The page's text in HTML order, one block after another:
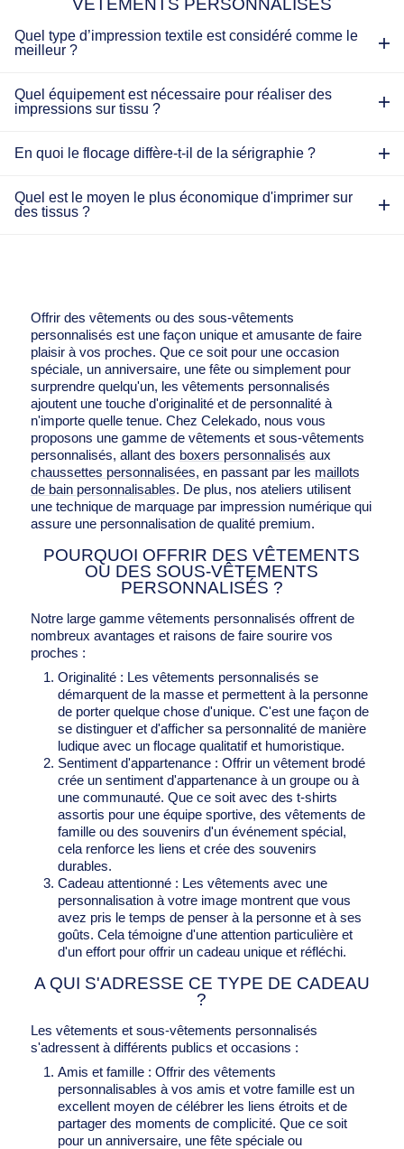
Quel type d’impression textile est considéré comme le
meilleur ?
Quel équipement est nécessaire pour réaliser des
impressions sur tissu ?
En quoi le flocage diffère-t-il de la sérigraphie ?
Quel est le moyen le plus économique d'imprimer sur
des tissus ?
Offrir des vêtements ou des sous-vêtements
personnalisés est une façon unique et amusante de faire
plaisir à vos proches. Que ce soit pour une occasion
spéciale, un anniversaire, une fête ou simplement pour
surprendre quelqu'un, les vêtements personnalisés
ajoutent une touche d'originalité et de personnalité à
n'importe quelle tenue. Chez Celekado, nous vous
proposons une gamme de vêtements et sous-vêtements
personnalisés, allant des boxers personnalisés aux
chaussettes personnalisées, en passant par les maillots
de bain personnalisables. De plus, nos ateliers utilisent
une technique de marquage par impression numérique qui
assure une personnalisation de qualité premium.
POURQUOI OFFRIR DES VÊTEMENTS
OU DES SOUS-VÊTEMENTS
PERSONNALISÉS ?
Notre large gamme vêtements personnalisés offrent de
nombreux avantages et raisons de faire sourire vos
proches :
Originalité : Les vêtements personnalisés se
démarquent de la masse et permettent à la personne
de porter quelque chose d'unique. C'est une façon de
se distinguer et d'afficher sa personnalité de manière
ludique avec un flocage qualitatif et humoristique.
Sentiment d'appartenance : Offrir un vêtement brodé
crée un sentiment d'appartenance à un groupe ou à
une communauté. Que ce soit avec des t-shirts
assortis pour une équipe sportive, des vêtements de
famille ou des souvenirs d'un événement spécial,
cela renforce les liens et crée des souvenirs
durables.
Cadeau attentionné : Les vêtements avec une
personnalisation à votre image montrent que vous
avez pris le temps de penser à la personne et à ses
goûts. Cela témoigne d'une attention particulière et
d'un effort pour offrir un cadeau unique et réfléchi.
A QUI S'ADRESSE CE TYPE DE CADEAU
?
Les vêtements et sous-vêtements personnalisés
s'adressent à différents publics et occasions :
Amis et famille : Offrir des vêtements
personnalisables à vos amis et votre famille est un
excellent moyen de célébrer les liens étroits et de
partager des moments de complicité. Que ce soit
pour un anniversaire, une fête spéciale ou